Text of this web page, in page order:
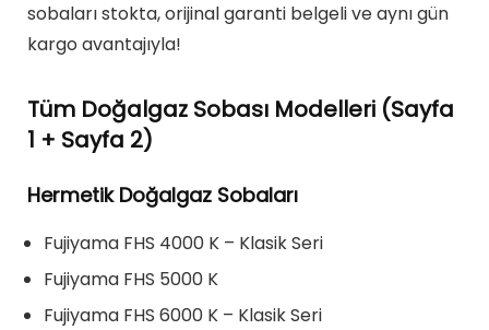
sobaları stokta, orijinal garanti belgeli ve aynı gün
kargo avantajıyla!
Tüm Doğalgaz Sobası Modelleri (Sayfa
1 + Sayfa 2)
Hermetik Doğalgaz Sobaları
Fujiyama FHS 4000 K – Klasik Seri
Fujiyama FHS 5000 K
Fujiyama FHS 6000 K – Klasik Seri